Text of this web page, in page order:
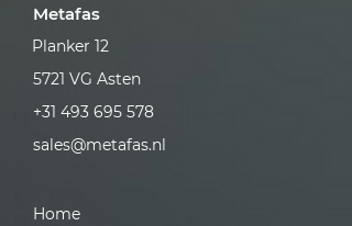
Metafas
Planker 12
5721 VG Asten
+31 493 695 578
sales@metafas.nl
Home